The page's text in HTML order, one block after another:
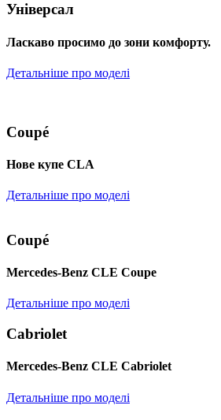
Універсал
Ласкаво просимо до зони комфорту.
Детальніше про моделі
Coupé
Нове купе CLA
Детальніше про моделі
Coupé
Mercedes-Benz CLE Coupe
Детальніше про моделі
Cabriolet
Mercedes-Benz CLE Cabriolet
Детальніше про моделі